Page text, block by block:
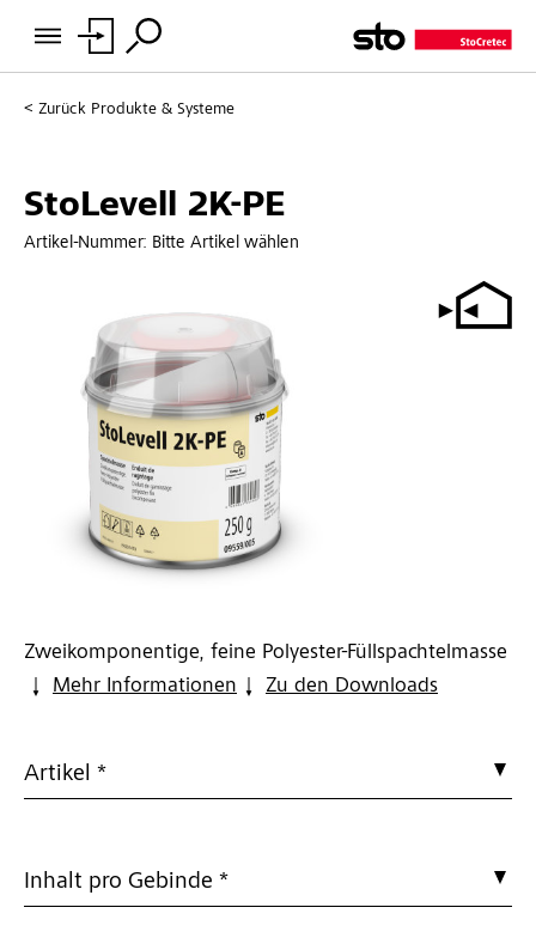
Zurück Produkte & Systeme
StoLevell 2K-PE
Artikel-Nummer: Bitte Artikel wählen
Zweikomponentige, feine Polyester-Füllspachtelmasse
Mehr Informationen
Zu den Downloads
Artikel *
Inhalt pro Gebinde *